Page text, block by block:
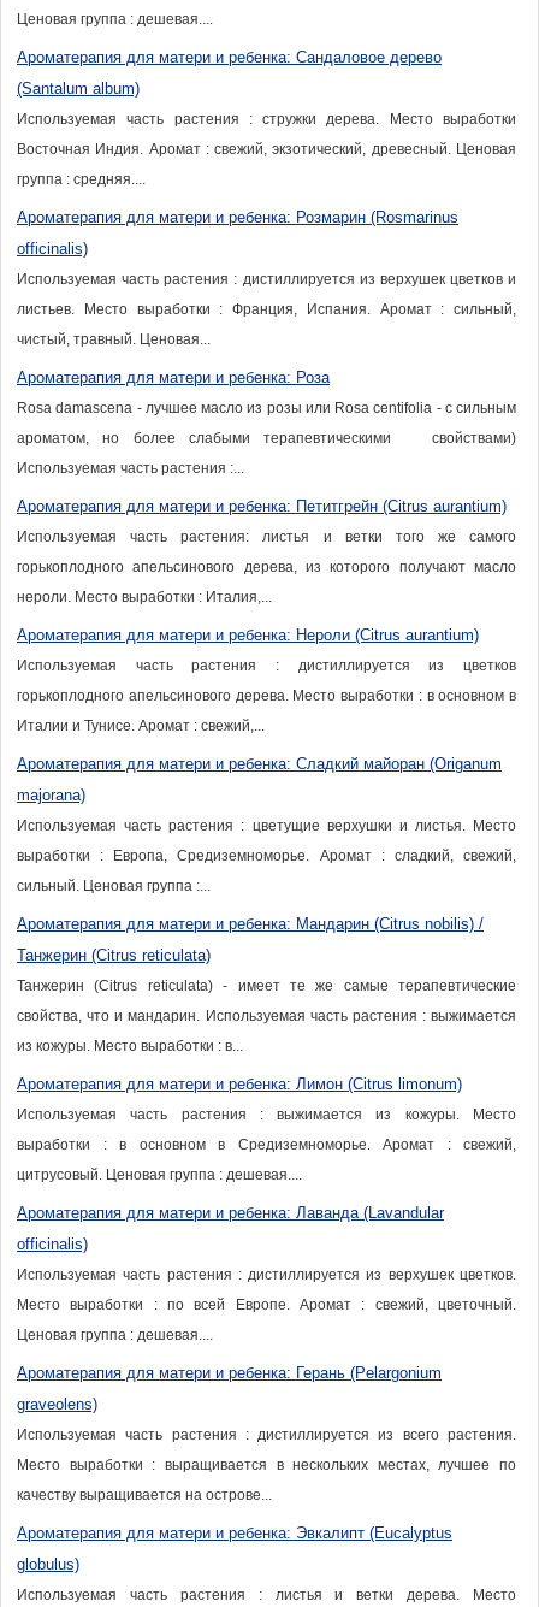
Ценовая группа : дешевая....
Ароматерапия для матери и ребенка: Сандаловое дерево
(Santalum album)
Используемая часть растения : стружки дерева. Место выработки
Восточная Индия. Аромат : свежий, экзотический, древесный. Ценовая
группа : средняя....
Ароматерапия для матери и ребенка: Розмарин (Rosmarinus
officinalis)
Используемая часть растения : дистиллируется из верхушек цветков и
листьев. Место выработки : Франция, Испания. Аромат : сильный,
чистый, травный. Ценовая...
Ароматерапия для матери и ребенка: Роза
Rosa damascena - лучшее масло из розы или Rosa centifolia - с сильным
ароматом, но более слабыми терапевтическими свойствами)
Используемая часть растения :...
Ароматерапия для матери и ребенка: Петитгрейн (Citrus aurantium)
Используемая часть растения: листья и ветки того же самого
горькоплодного апельсинового дерева, из которого получают масло
нероли. Место выработки : Италия,...
Ароматерапия для матери и ребенка: Нероли (Citrus aurantium)
Используемая часть растения : дистиллируется из цветков
горькоплодного апельсинового дерева. Место выработки : в основном в
Италии и Тунисе. Аромат : свежий,...
Ароматерапия для матери и ребенка: Сладкий майоран (Origanum
majorana)
Используемая часть растения : цветущие верхушки и листья. Место
выработки : Европа, Средиземноморье. Аромат : сладкий, свежий,
сильный. Ценовая группа :...
Ароматерапия для матери и ребенка: Мандарин (Citrus nobilis) /
Танжерин (Citrus reticulata)
Танжерин (Citrus reticulata) - имеет те же самые терапевтические
свойства, что и мандарин. Используемая часть растения : выжимается
из кожуры. Место выработки : в...
Ароматерапия для матери и ребенка: Лимон (Citrus limonum)
Используемая часть растения : выжимается из кожуры. Место
выработки : в основном в Средиземноморье. Аромат : свежий,
цитрусовый. Ценовая группа : дешевая....
Ароматерапия для матери и ребенка: Лаванда (Lavandular
officinalis)
Используемая часть растения : дистиллируется из верхушек цветков.
Место выработки : по всей Европе. Аромат : свежий, цветочный.
Ценовая группа : дешевая....
Ароматерапия для матери и ребенка: Герань (Pelargonium
graveolens)
Используемая часть растения : дистиллируется из всего растения.
Место выработки : выращивается в нескольких местах, лучшее по
качеству выращивается на острове...
Ароматерапия для матери и ребенка: Эвкалипт (Eucalyptus
globulus)
Используемая часть растения : листья и ветки дерева. Место